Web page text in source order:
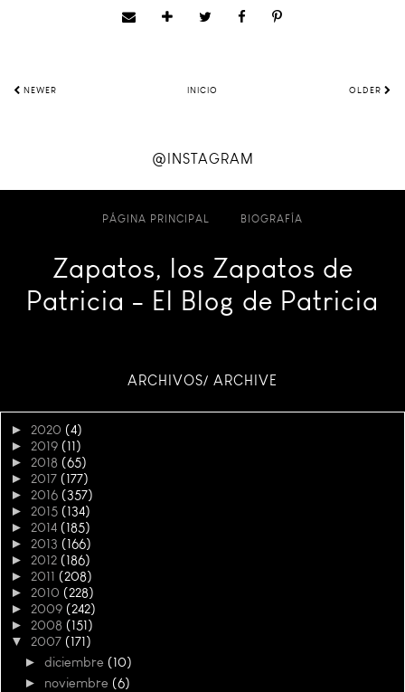
NEWER INICIO OLDER
@INSTAGRAM
PÁGINA PRINCIPAL BIOGRAFÍA
Zapatos, los Zapatos de
Patricia - El Blog de Patricia
ARCHIVOS/ ARCHIVE
► 2020 (4)
► 2019 (11)
► 2018 (65)
► 2017 (177)
► 2016 (357)
► 2015 (134)
► 2014 (185)
► 2013 (166)
► 2012 (186)
► 2011 (208)
► 2010 (228)
► 2009 (242)
► 2008 (151)
▼ 2007 (171)
► diciembre (10)
► noviembre (6)